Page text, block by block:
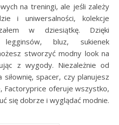
na treningi, ale jeśli zależy
i uniwersalności, kolekcje
w dziesiątkę. Dzięki
bluz, sukienek
stworzyć modny look na
z wygody. Niezależnie od
spacer, czy planujesz
Factoryprice oferuje wszystko,
się dobrze i wyglądać modnie.